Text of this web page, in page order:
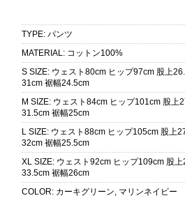
TYPE: パンツ
MATERIAL: コットン100%
S SIZE: ウェスト80cm ヒップ97cm 股上
31cm 裾幅24.5cm
M SIZE: ウェスト84cm ヒップ101cm 股上
31.5cm 裾幅25cm
L SIZE: ウェスト88cm ヒップ105cm 股上
32cm 裾幅25.5cm
XL SIZE: ウェスト92cm ヒップ109cm 股
33.5cm 裾幅26cm
COLOR: カーキグリーン, マリンネイビー